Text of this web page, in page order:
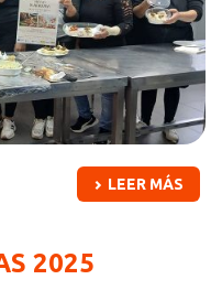
LEER MÁS
2025